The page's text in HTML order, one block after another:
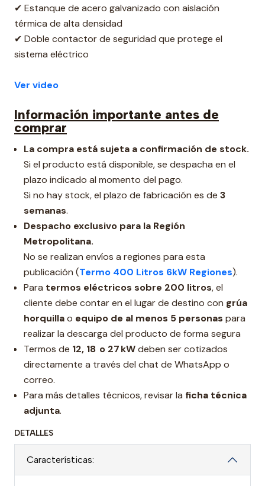
✔ Estanque de acero galvanizado con aislación
térmica de alta densidad
✔ Doble contactor de seguridad que protege el
sistema eléctrico
Ver video
Información importante antes de
comprar
La compra está sujeta a confirmación de stock.
Si el producto está disponible, se despacha en el
plazo indicado al momento del pago.
Si no hay stock, el plazo de fabricación es de 3
semanas.
Despacho exclusivo para la Región
Metropolitana.
No se realizan envíos a regiones para esta
publicación (Termo 400 Litros 6kW Regiones).
Para termos eléctricos sobre 200 litros, el
cliente debe contar en el lugar de destino con grúa
horquillao equipo de al menos 5 personas para
realizar la descarga del producto de forma segura
Termos de 12, 18 o 27 kWdeben ser cotizados
directamente a través del chat de WhatsApp o
correo.
Para más detalles técnicos, revisar la ficha técnica
adjunta.
DETALLES
Características: